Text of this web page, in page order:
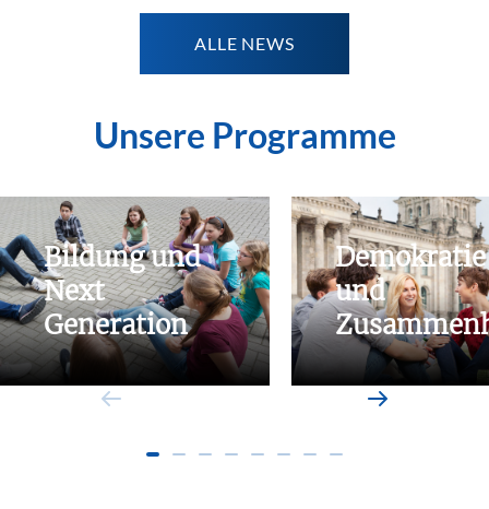
ALLE NEWS
Unsere Programme
Bildung und
Next
Generation
Demokratie
und